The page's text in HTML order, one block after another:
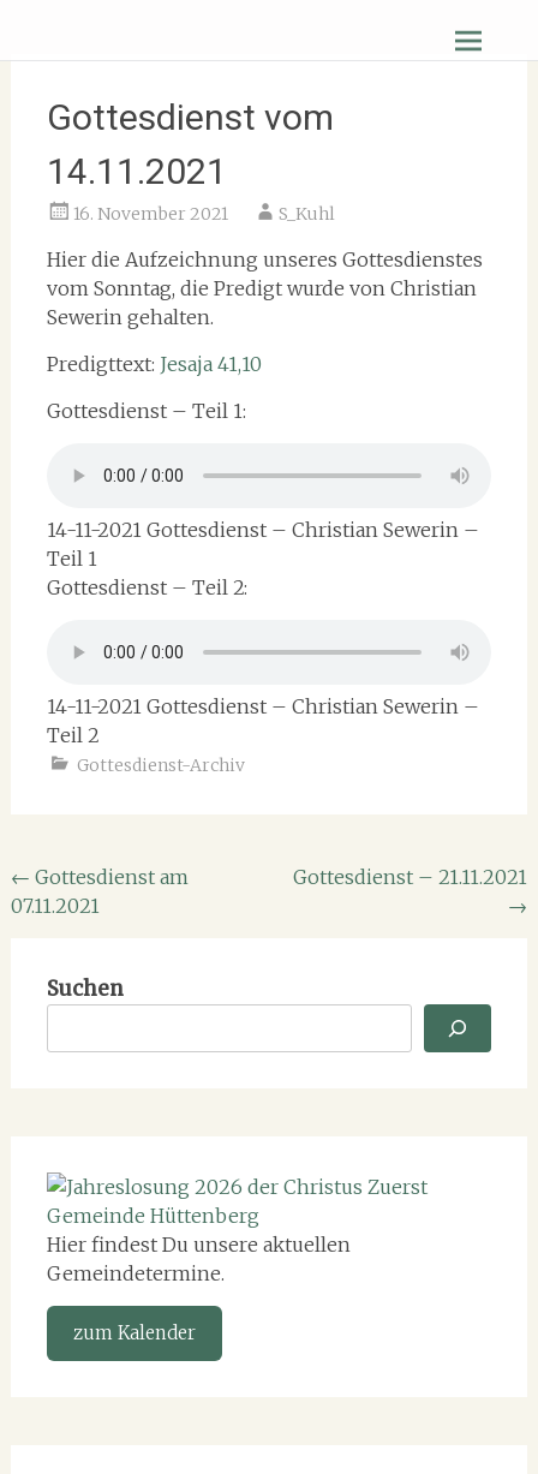
Christus Zuerst Gemeinde Hüttenberg
Gottesdienst vom
14.11.2021
16. November 2021 S_Kuhl
Hier die Aufzeichnung unseres Gottesdienstes
vom Sonntag, die Predigt wurde von Christian
Sewerin gehalten.
Predigttext: Jesaja 41,10
Gottesdienst – Teil 1:
14-11-2021 Gottesdienst – Christian Sewerin –
Teil 1
Gottesdienst – Teil 2:
14-11-2021 Gottesdienst – Christian Sewerin –
Teil 2
Gottesdienst-Archiv
Beitragsnavigation
← Gottesdienst am
07.11.2021
Gottesdienst – 21.11.2021
→
Suchen
Hier findest Du unsere aktuellen
Gemeindetermine.
zum Kalender